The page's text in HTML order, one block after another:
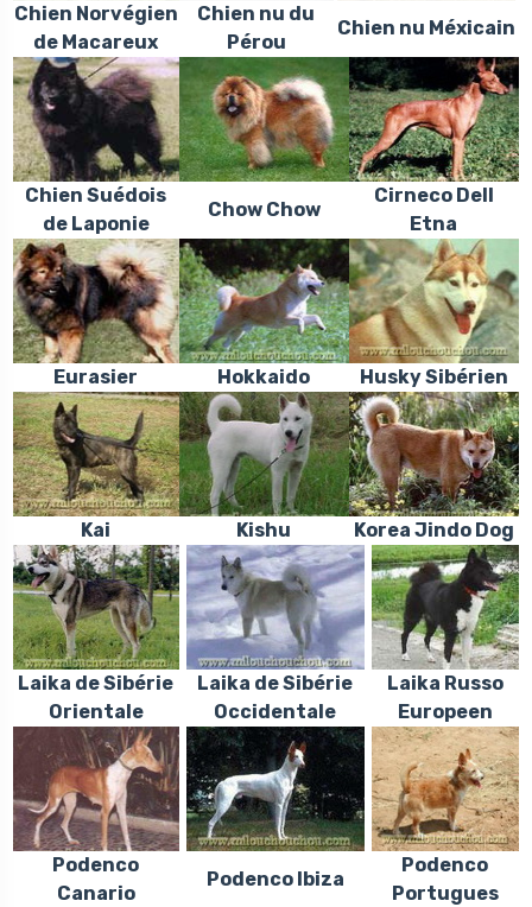
Chien Norvégien
de Macareux
Chien nu du
Pérou
Chien nu Méxicain
Chien Suédois
de Laponie
Chow Chow
Cirneco Dell
Etna
Eurasier Hokkaido Husky Sibérien
Kai Kishu Korea Jindo Dog
Laika de Sibérie
Orientale
Laika de Sibérie
Occidentale
Laika Russo
Europeen
Podenco
Canario
Podenco Ibiza
Podenco
Portugues